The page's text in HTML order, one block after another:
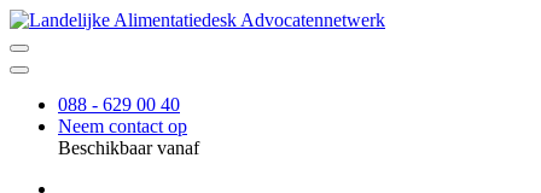
088 - 629 00 40
Neem contact op
Beschikbaar vanaf